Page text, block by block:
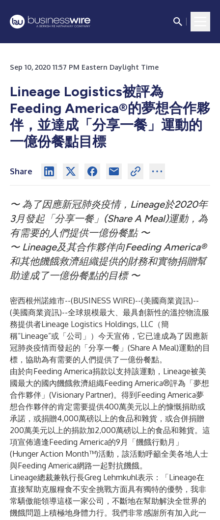
Sep 10, 2020 11:57 PM Eastern Daylight Time
Lineage Logistics被評為
Feeding America®的夢想合作夥
伴，並達成「分享一餐」運動的
一億份餐點目標
Share
〜 為了因應新冠肺炎疫情，Lineage於2020年
3月發起「分享一餐」(Share A Meal)運動，為
有需要的人們提供一億份餐點 〜
〜 Lineage及其合作夥伴向Feeding America®
和其他饑餓救濟組織提供的財務和實物捐贈幫
助達成了一億份餐點的目標 〜
密西根州諾維市--(BUSINESS WIRE)--(美國商業資訊)--
(美國商業資訊)--全球規模最大、最具創新性的溫控物流服
務提供者Lineage Logistics Holdings, LLC（簡
稱“Lineage”或「公司」）今天宣佈，它已達成為了因應新
冠肺炎疫情而發起的「分享一餐」(Share A Meal)運動的目
標，協助為有需要的人們提供了一億份餐點。
由於向Feeding America捐款以支持該運動，Lineage被美
國最大的國內饑餓救濟組織Feeding America®評為「夢想
合作夥伴」(Visionary Partner)。得到Feeding America夢
想合作夥伴的肯定需要提供400萬美元以上的慷慨捐助或
承諾，或捐贈4,000萬磅以上的食品和雜貨，或合併捐贈
200萬美元以上的捐款加2,000萬磅以上的食品和雜貨。這
項宣佈適逢Feeding America的9月「饑餓行動月」
(Hunger Action Month™)活動，該活動呼籲全美各地人士
與Feeding America網路一起對抗饑餓。
Lineage總裁兼執行長Greg Lehmkuhl表示：「Lineage在
直接幫助克服糧食不安全挑戰方面具有獨特的優勢，我非
常驕傲能領導這樣一家公司，不斷地在幫助解決全世界的
饑餓問題上積極地身體力行。我們非常感謝所有加入此一